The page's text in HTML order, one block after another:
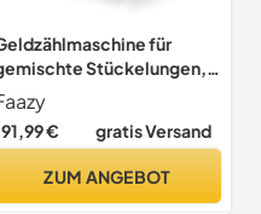
für
Stückelungen,
MG/IR/MT-
EUR-Bargeldzähler
€ gratis Versand
ZUM ANGEBOT